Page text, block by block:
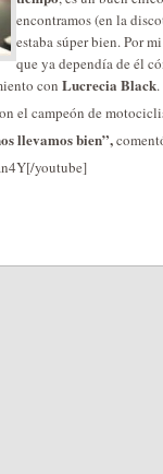
encontramos (en la
estaba súper bien. Por
que ya dependía de él
con Lucrecia Black.
el campeón de
llevamos bien”,
youtube]